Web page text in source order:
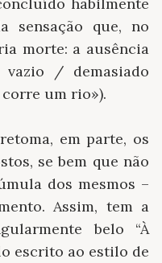
sensação que, no
morte: a ausência
vazio / demasiado
um rio»).
em parte, os
se bem que não
dos mesmos –
Assim, tem a
belo “À
escrito ao estilo de